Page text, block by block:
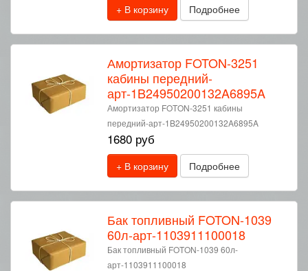
+ В корзину Подробнее
Амортизатор FOTON-3251
кабины передний-
арт-1B24950200132A6895A
Амортизатор FOTON-3251 кабины
передний-арт-1B24950200132A6895A
1680 руб
+ В корзину Подробнее
Бак топливный FOTON-1039
60л-арт-1103911100018
Бак топливный FOTON-1039 60л-
арт-1103911100018